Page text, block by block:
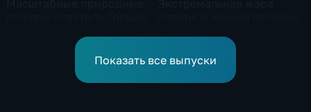
европейской засухи
Показать все выпуски